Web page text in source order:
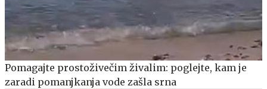
Pomagajte prostoživečim živalim: poglejte, kam je
zaradi pomanjkanja vode zašla srna